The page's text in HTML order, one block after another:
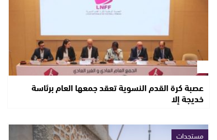
عصبة كرة القدم النسوية تعقد جمعها العام برئاسة
خديجة إلا
مستجدات